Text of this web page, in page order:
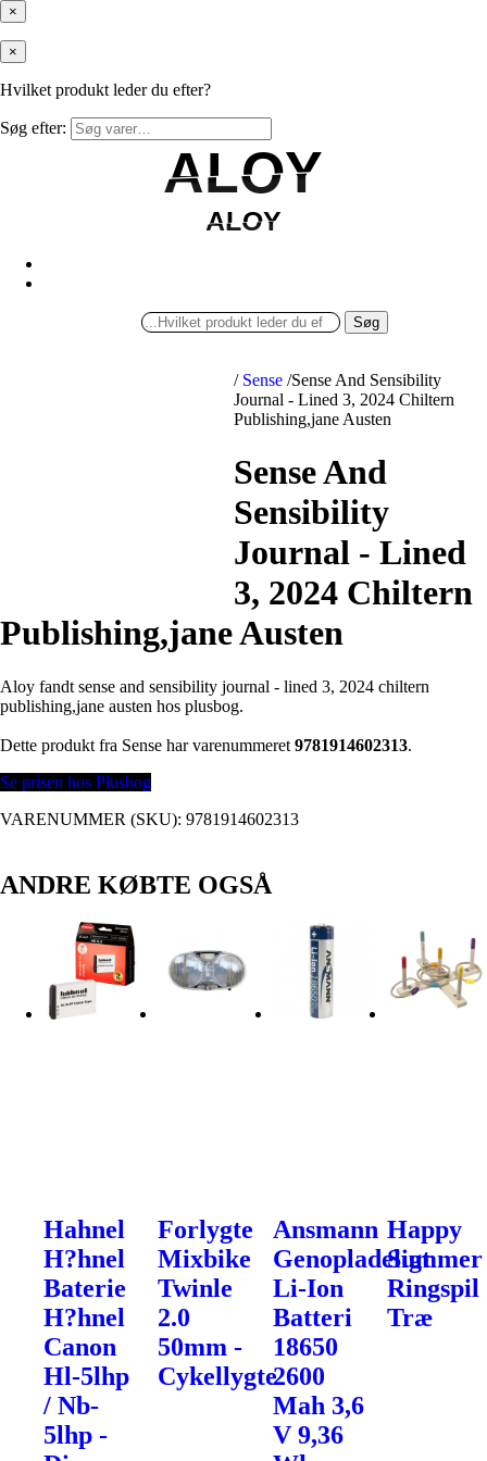
×
×
Hvilket produkt leder du efter?
Søg efter:
ALOY
ALOY
ALOY
ALOY
Søg
/ Sense /Sense And Sensibility
Journal - Lined 3, 2024 Chiltern
Publishing,jane Austen
Sense And
Sensibility
Journal - Lined
3, 2024 Chiltern
Publishing,jane Austen
Aloy fandt sense and sensibility journal - lined 3, 2024 chiltern
publishing,jane austen hos plusbog.
Dette produkt fra Sense har varenummeret 9781914602313.
Se prisen hos Plusbog
VARENUMMER (SKU): 9781914602313
ANDRE KØBTE OGSÅ
Hahnel
H?hnel
Baterie
H?hnel
Canon
Hl-5lhp
/ Nb-
5lhp -
Forlygte
Mixbike
Twinle
2.0
50mm -
Cykellygte
Ansmann
Genopladeligt
Li-Ion
Batteri
18650
2600
Mah 3,6
V 9,36
Happy
Summer
Ringspil
Træ